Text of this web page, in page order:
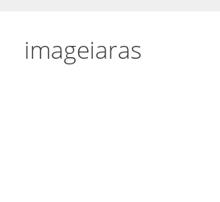
imageiaras